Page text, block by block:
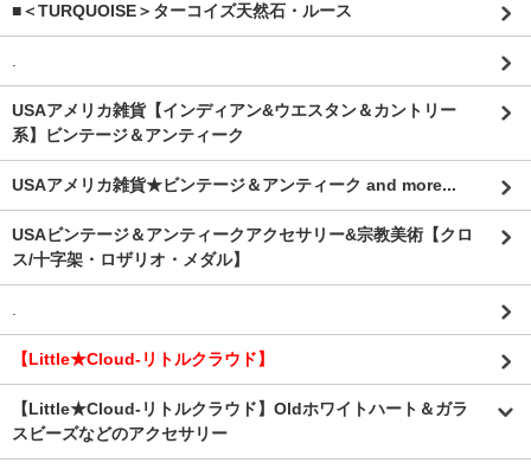
■＜TURQUOISE＞ターコイズ天然石・ルース
.
USAアメリカ雑貨【インディアン&ウエスタン＆カントリー
系】ビンテージ＆アンティーク
USAアメリカ雑貨★ビンテージ＆アンティーク and more...
USAビンテージ＆アンティークアクセサリー&宗教美術【クロ
ス/十字架・ロザリオ・メダル】
.
【Little★Cloud-リトルクラウド】
【Little★Cloud-リトルクラウド】Oldホワイトハート＆ガラ
スビーズなどのアクセサリー